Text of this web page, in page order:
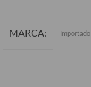
MARCA Importado